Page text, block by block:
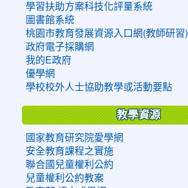
學習扶助方案科技化評量系統
圖書館系統
桃園市教育發展資源入口網(教師研習)
政府電子採購網
我的E政府
優學網
學校校外人士協助教學或活動要點
教學資源
國家教育研究院愛學網
安全教育課程之實施
聯合國兒童權利公約
兒童權利公約教案